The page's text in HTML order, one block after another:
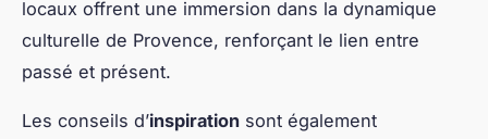
locaux offrent une immersion dans la dynamique
culturelle de Provence, renforçant le lien entre
passé et présent.
Les conseils d’inspiration sont également